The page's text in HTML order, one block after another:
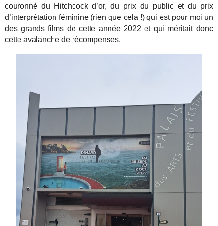
couronné du Hitchcock d’or, du prix du public et du prix
d’interprétation féminine (rien que cela !) qui est pour moi un
des grands films de cette année 2022 et qui méritait donc
cette avalanche de récompenses.